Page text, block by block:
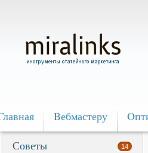
Bебмастеру
Советы 14